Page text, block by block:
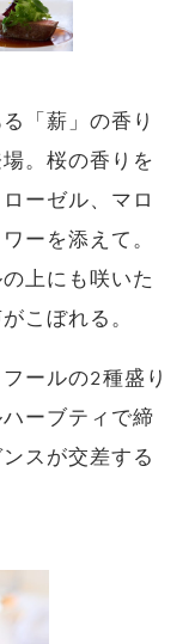
「薪」の香り
。桜の香りを
ーゼル、マロ
ーを添えて。​
上にも咲いた
こぼれる。
ールの2種盛り
ーブティで締
スが交差する